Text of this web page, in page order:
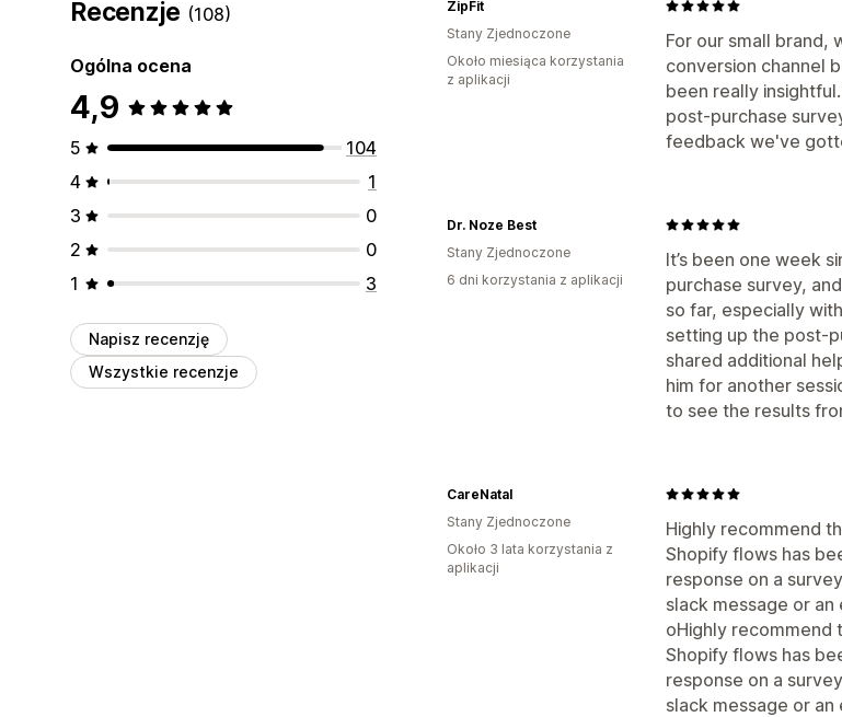
Recenzje (108)
Ogólna ocena
4,9
5
104
4
1
3
0
2
0
1
3
Napisz recenzję
Wszystkie recenzje
For our small brand,
conversion channel
been really
post-purchase
feedback we've
ZipFit
Stany Zjednoczone
Około miesiąca korzystania
z aplikacji
It’s been one week
purchase survey,
so far, especially
setting up the post-
shared additional
him for another
to see the results
Dr. Noze Best
Stany Zjednoczone
6 dni korzystania z aplikacji
Highly recommend
Shopify flows has
response on a
slack message or an
oHighly recommend
Shopify flows has
response on a
slack message or an
CareNatal
Stany Zjednoczone
Około 3 lata korzystania z
aplikacji